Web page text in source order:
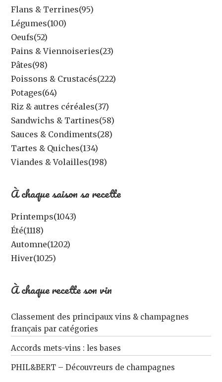
Flans & Terrines(95)
Légumes(100)
Oeufs(52)
Pains & Viennoiseries(23)
Pâtes(98)
Poissons & Crustacés(222)
Potages(64)
Riz & autres céréales(37)
Sandwichs & Tartines(58)
Sauces & Condiments(28)
Tartes & Quiches(134)
Viandes & Volailles(198)
À chaque saison sa recette
Printemps(1043)
Été(1118)
Automne(1202)
Hiver(1025)
À chaque recette son vin
Classement des principaux vins & champagnes
français par catégories
Accords mets-vins : les bases
PHIL&BERT – Découvreurs de champagnes